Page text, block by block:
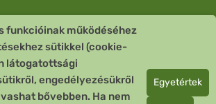
funkcióinak működéséhez
sütikkel (cookie-
látogatottsági
engedélyezésükről
bővebben. Ha nem
Egyetértek